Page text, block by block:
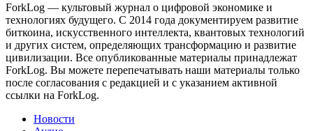
ForkLog — культовый журнал о цифровой экономике и
технологиях будущего. С 2014 года документируем развитие
биткоина, искусственного интеллекта, квантовых технологий
и других систем, определяющих трансформацию и развитие
цивилизации. Все опубликованные материалы принадлежат
ForkLog. Вы можете перепечатывать наши материалы только
после согласования с редакцией и с указанием активной
ссылки на ForkLog.
Новости